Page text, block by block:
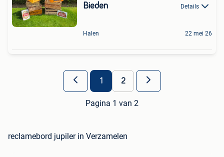
Bieden Details
Halen 22 mei 26
1 2
Pagina 1 van 2
reclamebord jupiler in Verzamelen